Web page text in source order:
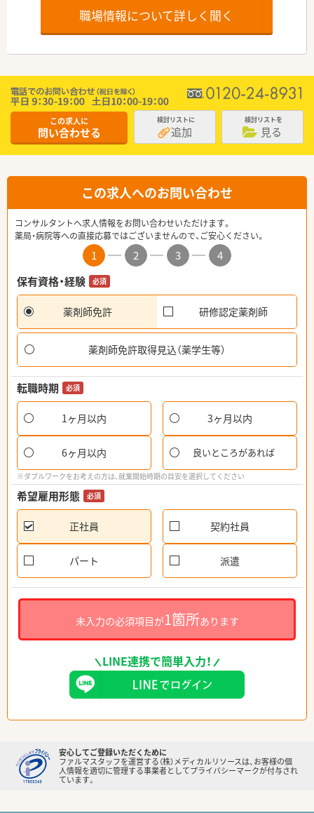
職場情報について詳しく聞く
この求人に
問い合わせる
検討リストに
追加
検討リストを
見る
この求人へのお問い合わせ
コンサルタントへ求人情報をお問い合わせいただけます。
薬局・病院等への直接応募ではございませんので、ご安心ください。
1 2 3
4
保有資格・経験
必須
薬剤師免許 研修認定薬剤師
薬剤師免許取得見込（薬学生等）
転職時期 必須
1ヶ月以内 3ヶ月以内
6ヶ月以内 良いところがあれば
※ダブルワークをお考えの方は、就業開始時期の目安を選択してください
希望雇用形態 必須
正社員 契約社員
パート 派遣
未入力の必須項目が1箇所あります
LINE連携で簡単入力！
安心してご登録いただくために
ファルマスタッフを運営する（株）メディカルリソースは、お客様の個
人情報を適切に管理する事業者としてプライバシーマークが付与され
ています。